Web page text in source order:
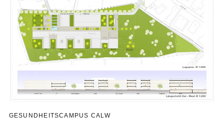
GESUNDHEITSCAMPUS CALW